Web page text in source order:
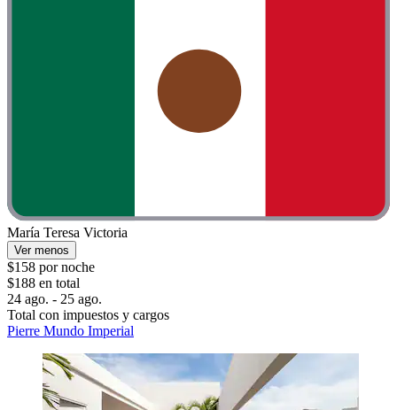
María Teresa Victoria
Ver menos
$158 por noche
$188 en total
24 ago. - 25 ago.
Total con impuestos y cargos
Pierre Mundo Imperial